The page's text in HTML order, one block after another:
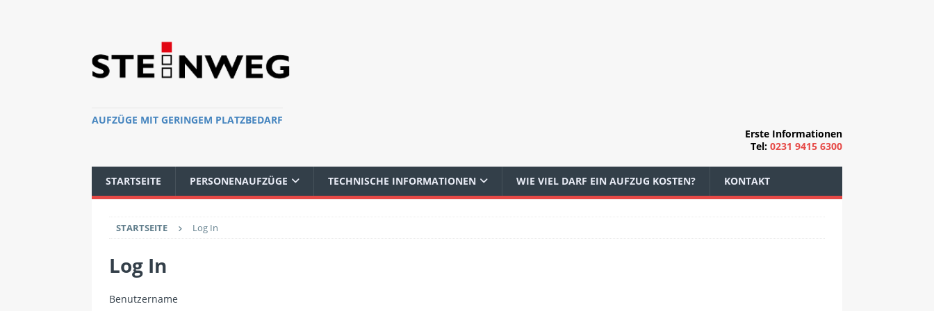
AUFZÜGE MIT GERINGEM PLATZBEDARF
Erste Informationen
Tel: 0231 9415 6300
STARTSEITE PERSONENAUFZÜGE TECHNISCHE INFORMATIONEN WIE VIEL DARF EIN AUFZUG KOSTEN? KONTAKT
STARTSEITE Log In
Log In
Benutzername